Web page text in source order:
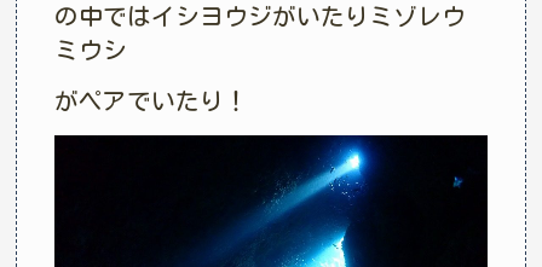
の中ではイシヨウジがいたりミゾレウ
ミウシ
がペアでいたり！